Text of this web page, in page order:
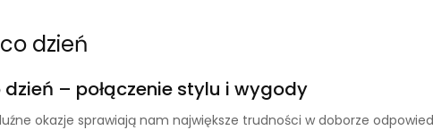
dzień
dzień – połączenie stylu i wygody
okazje sprawiają nam największe trudności w doborze